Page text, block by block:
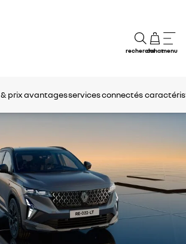
rechercheachatmenu
prixavantagesservices connectés